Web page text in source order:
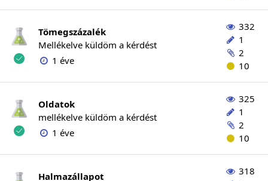
Tömegszázalék
Mellékelve küldöm a kérdést
1 éve
332
1
2
10
Oldatok
mellékelve küldöm a kérdést
1 éve
325
1
2
10
Halmazállapot
318